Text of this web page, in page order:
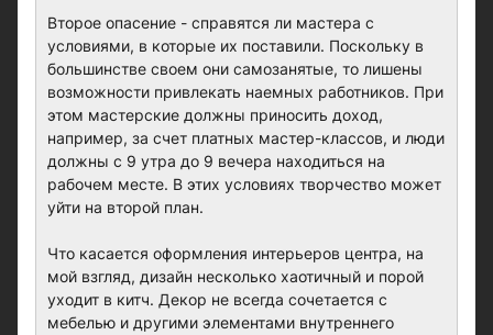
Второе опасение - справятся ли мастера с
условиями, в которые их поставили. Поскольку в
большинстве своем они самозанятые, то лишены
возможности привлекать наемных работников. При
этом мастерские должны приносить доход,
например, за счет платных мастер-классов, и люди
должны с 9 утра до 9 вечера находиться на
рабочем месте. В этих условиях творчество может
уйти на второй план.
Что касается оформления интерьеров центра, на
мой взгляд, дизайн несколько хаотичный и порой
уходит в китч. Декор не всегда сочетается с
мебелью и другими элементами внутреннего